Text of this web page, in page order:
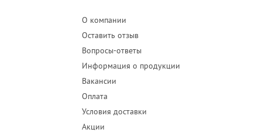
О компании
Оставить отзыв
Вопросы-ответы
Информация о продукции
Вакансии
Оплата
Условия доставки
Акции